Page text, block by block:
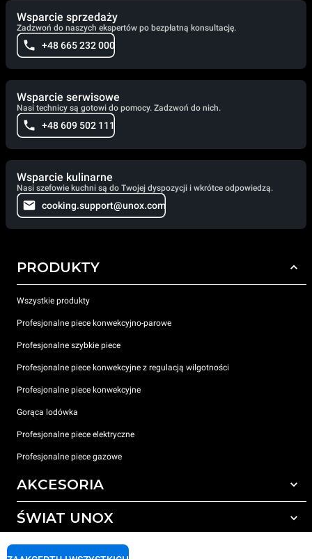
Wsparcie sprzedaży
Zadzwoń do naszych ekspertów po bezpłatną konsultację.
+48 665 232 000
Wsparcie serwisowe
Nasi technicy są gotowi do pomocy. Zadzwoń do nich.
+48 609 502 111
Wsparcie kulinarne
Nasi szefowie kuchni są do Twojej dyspozycji i wkrótce odpowiedzą.
cooking.support@unox.com
PRODUKTY
Wszystkie produkty
Profesjonalne piece konwekcyjno-parowe
Profesjonalne szybkie piece
Profesjonalne piece konwekcyjne z regulacją wilgotności
Profesjonalne piece konwekcyjne
Gorąca lodówka
Profesjonalne piece elektryczne
Profesjonalne piece gazowe
AKCESORIA
Wszystkie akcesoria
ŚWIAT UNOX